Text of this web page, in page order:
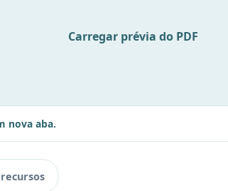
Carregar prévia do PDF
nova aba.